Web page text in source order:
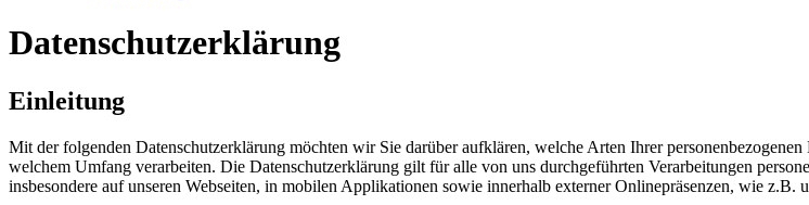
Datenschutzerklärung
Einleitung
Mit der folgenden Datenschutzerklärung möchten wir Sie darüber aufklären, welche Arten Ihrer
welchem Umfang verarbeiten. Die Datenschutzerklärung gilt für alle von uns durchgeführten Verarbeitungen
insbesondere auf unseren Webseiten, in mobilen Applikationen sowie innerhalb externer Onlinepräsenzen, wie